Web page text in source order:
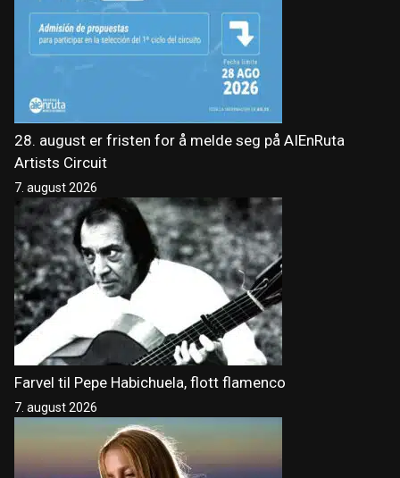
28. august er fristen for å melde seg på AIEnRuta
Artists Circuit
7. august 2026
Farvel til Pepe Habichuela, flott flamenco
7. august 2026